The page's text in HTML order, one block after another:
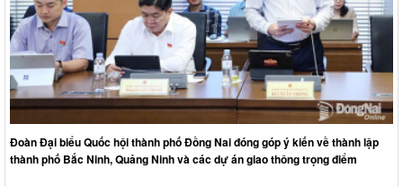
Đoàn Đại biểu Quốc hội thành phố Đồng Nai đóng góp ý kiến về thành lập
thành phố Bắc Ninh, Quảng Ninh và các dự án giao thông trọng điểm